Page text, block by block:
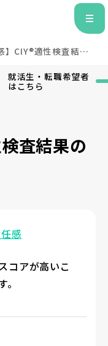
】CIY®適性検査結果
就活生・転職希望者
はこちら
査結果の
感
コアが高いこ